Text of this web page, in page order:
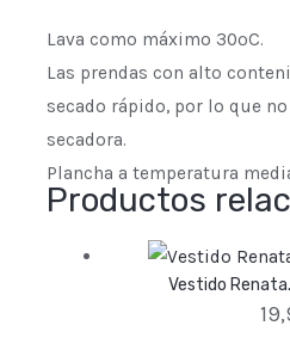
Lava como máximo 30ºC.
Las prendas con alto
secado rápido, por lo que
secadora.
Plancha a temperatura
Productos
Vestido Renata.